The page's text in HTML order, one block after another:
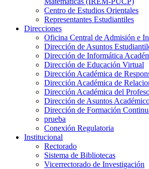
Centro de Estudios Orientales
Representantes Estudiantiles
Direcciones
Oficina Central de Admisión e
Dirección de Asuntos
Dirección de Informática
Dirección de Educación Virtual
Dirección Académica de
Dirección Académica de
Dirección Académica del
Dirección de Asuntos
Dirección de Formación
prueba
Conexión Regulatoria
Institucional
Rectorado
Sistema de Bibliotecas
Vicerrectorado de Investigación